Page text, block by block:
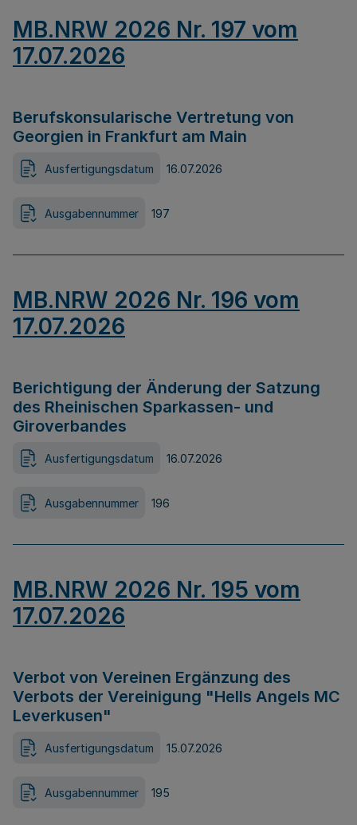
MB.NRW 2026 Nr. 197 vom
17.07.2026
Berufskonsularische Vertretung von
Georgien in Frankfurt am Main
Ausfertigungsdatum 16.07.2026
Ausgabennummer 197
MB.NRW 2026 Nr. 196 vom
17.07.2026
Berichtigung der Änderung der Satzung
des Rheinischen Sparkassen- und
Giroverbandes
Ausfertigungsdatum 16.07.2026
Ausgabennummer 196
MB.NRW 2026 Nr. 195 vom
17.07.2026
Verbot von Vereinen Ergänzung des
Verbots der Vereinigung "Hells Angels MC
Leverkusen"
Ausfertigungsdatum 15.07.2026
Ausgabennummer 195